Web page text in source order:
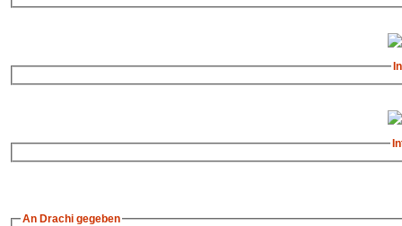
An Drachi gegeben